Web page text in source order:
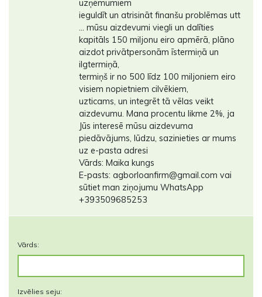
uzņēmumiem
ieguldīt un atrisināt finanšu problēmas utt
... mūsu aizdevumi viegli un dalīties
kapitāls 150 miljonu eiro apmērā, plāno
aizdot privātpersonām īstermiņā un
ilgtermiņā,
termiņš ir no 500 līdz 100 miljoniem eiro
visiem nopietniem cilvēkiem,
uzticams, un integrēt tā vēlas veikt
aizdevumu. Mana procentu likme 2%, ja
Jūs interesē mūsu aizdevuma
piedāvājums, lūdzu, sazinieties ar mums
uz e-pasta adresi
Vārds: Maika kungs
E-pasts: agborloanfirm@gmail.com vai
sūtiet man ziņojumu WhatsApp
+393509685253
Vārds:
Izvēlies seju: